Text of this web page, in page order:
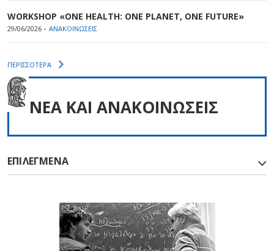
WORKSHOP «ONE HEALTH: ONE PLANET, ONE FUTURE»
29/06/2026 - ΑΝΑΚΟΙΝΩΣΕΙΣ
ΠΕΡΙΣΣΟΤΕΡΑ
NEA ΚΑΙ ΑΝΑΚΟΙΝΩΣΕΙΣ
ΕΠΙΛΕΓΜΕΝΑ